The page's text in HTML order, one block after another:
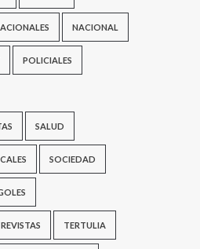
NACIONAL
POLICIALES
SALUD
SOCIEDAD
TERTULIA